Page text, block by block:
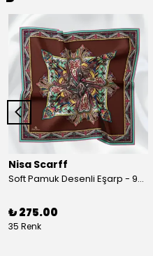
Nisa Scarff
Soft Pamuk Desenli Eşarp - 90 x 90 cm - Acı Kahve/Koyu Sarı
₺ 275.00
35 Renk